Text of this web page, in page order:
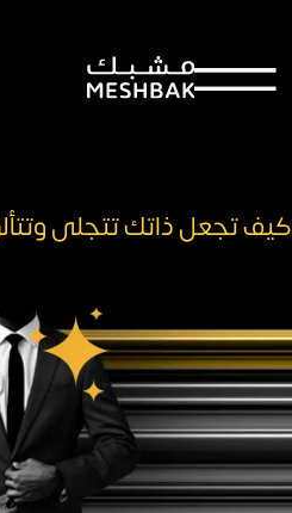
كيف تجعل ذاتك تتجلى